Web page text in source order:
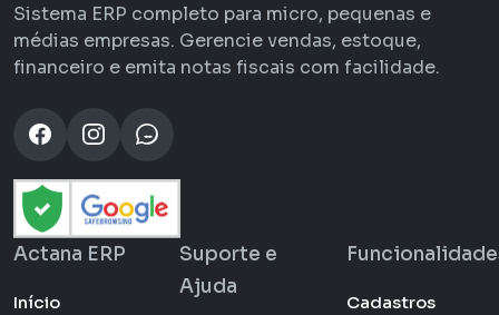
Sistema ERP completo para micro, pequenas e
médias empresas. Gerencie vendas, estoque,
financeiro e emita notas fiscais com facilidade.
Actana ERP
Início
Suporte e
Ajuda
Cadastros